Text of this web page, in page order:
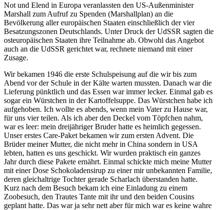
Not und Elend in Europa veranlassten den US-Außenminister
Marshall zum Aufruf zu Spenden (Marshallplan) an die
Bevölkerung aller europäischen Staaten einschließlich der vier
Besatzungszonen Deutschlands. Unter Druck der UdSSR sagten die
osteuropäischen Staaten ihre Teilnahme ab. Obwohl das Angebot
auch an die UdSSR gerichtet war, rechnete niemand mit einer
Zusage.
Wir bekamen 1946 die erste Schulspeisung auf die wir bis zum
Abend vor der Schule in der Kälte warten mussten. Danach war die
Lieferung pünktlich und das Essen war immer lecker. Einmal gab es
sogar ein Würstchen in der Kartoffelsuppe. Das Würstchen habe ich
aufgehoben. Ich wollte es abends, wenn mein Vater zu Hause war,
für uns vier teilen. Als ich aber den Deckel vom Töpfchen nahm,
war es leer: mein dreijähriger Bruder hatte es heimlich gegessen.
Unser erstes Care-Paket bekamen wir zum ersten Advent. Die
Brüder meiner Mutter, die nicht mehr in China sondern in USA
lebten, hatten es uns geschickt. Wir wurden praktisch ein ganzes
Jahr durch diese Pakete ernährt. Einmal schickte mich meine Mutter
mit einer Dose Schokoladensirup zu einer mir unbekannten Familie,
deren gleichaltrige Tochter gerade Scharlach überstanden hatte.
Kurz nach dem Besuch bekam ich eine Einladung zu einem
Zoobesuch, den Trautes Tante mit ihr und den beiden Cousins
geplant hatte. Das war ja sehr nett aber für mich war es keine wahre